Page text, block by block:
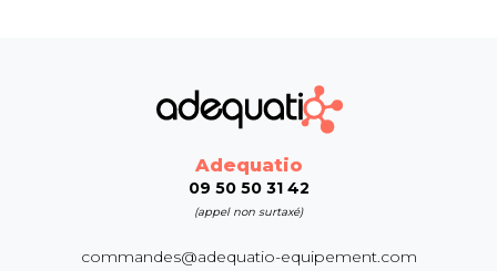
Adequatio
09 50 50 31 42
(appel non surtaxé)
commandes@adequatio-equipement.com